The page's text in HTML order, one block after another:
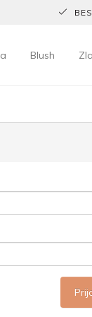
Blush